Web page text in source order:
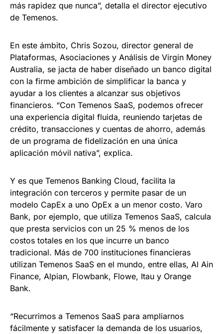
más rapidez que nunca”, detalla el director ejecutivo
de Temenos.
En este ámbito, Chris Sozou, director general de
Plataformas, Asociaciones y Análisis de Virgin Money
Australia, se jacta de haber diseñado un banco digital
con la firme ambición de simplificar la banca y
ayudar a los clientes a alcanzar sus objetivos
financieros. “Con Temenos SaaS, podemos ofrecer
una experiencia digital fluida, reuniendo tarjetas de
crédito, transacciones y cuentas de ahorro, además
de un programa de fidelización en una única
aplicación móvil nativa”, explica.
Y es que Temenos Banking Cloud, facilita la
integración con terceros y permite pasar de un
modelo CapEx a uno OpEx a un menor costo. Varo
Bank, por ejemplo, que utiliza Temenos SaaS, calcula
que presta servicios con un 25 % menos de los
costos totales en los que incurre un banco
tradicional. Más de 700 instituciones financieras
utilizan Temenos SaaS en el mundo, entre ellas, Al Ain
Finance, Alpian, Flowbank, Flowe, Itau y Orange
Bank.
“Recurrimos a Temenos SaaS para ampliarnos
fácilmente y satisfacer la demanda de los usuarios,